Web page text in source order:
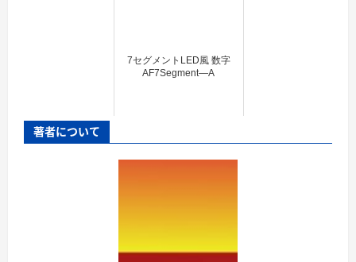
7セグメントLED風 数字
AF7Segment―A
著者について